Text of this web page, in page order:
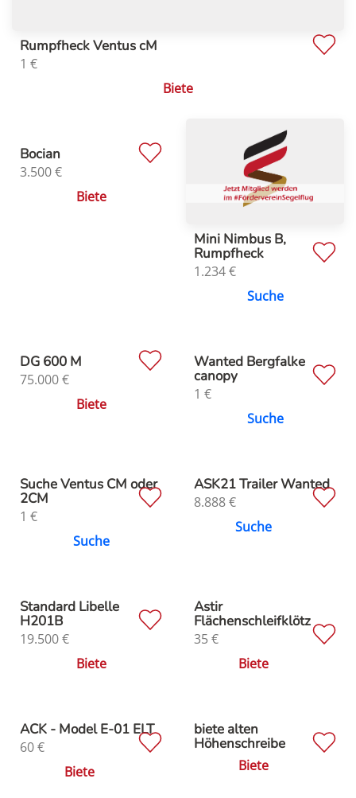
Rumpfheck Ventus cM
1 €
Biete
Bocian
3.500€
Biete
Mini Nimbus B,
Rumpfheck
1.234€
Suche
DG 600 M
75.000€
Biete
Wanted Bergfalke
canopy
1 €
Suche
Suche Ventus CM oder
2CM
1 €
Suche
ASK21 Trailer Wanted
8.888€
Suche
Standard Libelle
H201B
19.500€
Biete
Astir
Flächenschleifklötz
35€
Biete
ACK - Model E-01 ELT
60€
Biete
biete alten
Höhenschreibe
Biete